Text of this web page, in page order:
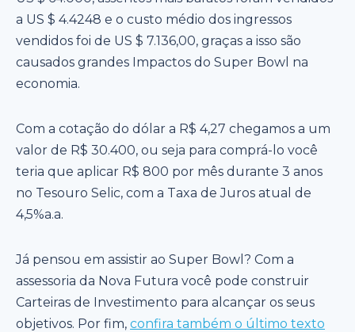
a US $ 4.4248 e o custo médio dos ingressos
vendidos foi de US $ 7.136,00, graças a isso são
causados grandes Impactos do Super Bowl na
economia.
Com a cotação do dólar a R$ 4,27 chegamos a um
valor de R$ 30.400, ou seja para comprá-lo você
teria que aplicar R$ 800 por mês durante 3 anos
no Tesouro Selic, com a Taxa de Juros atual de
4,5%a.a.
Já pensou em assistir ao Super Bowl? Com a
assessoria da Nova Futura você pode construir
Carteiras de Investimento para alcançar os seus
objetivos. Por fim, confira também o último texto